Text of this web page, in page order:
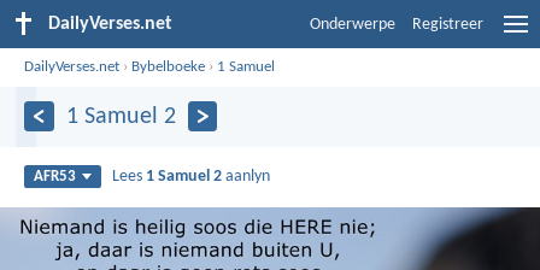
DailyVerses.net Onderwerpe Registreer
DailyVerses.net › Bybelboeke › 1 Samuel
1 Samuel 2
AFR53 Lees 1 Samuel 2 aanlyn